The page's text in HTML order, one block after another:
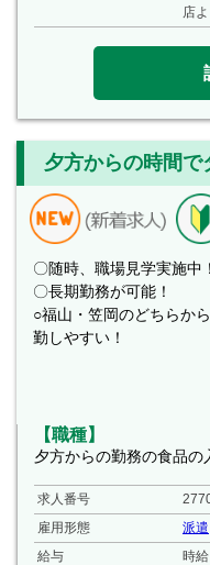
店
夕方からの時間
〇随時、職場見学実施中！
〇長期勤務が可能！
○福山・笠岡のどちらか
勤しやすい！
【職種】
夕方からの勤務の食品
求人番号
雇用形態
派遣
給与
時